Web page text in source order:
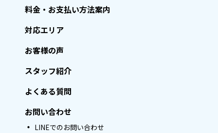
料金・お支払い方法案内
対応エリア
お客様の声
スタッフ紹介
よくある質問
お問い合わせ
LINEでのお問い合わせ